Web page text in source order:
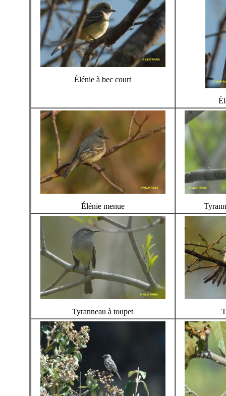
Élénie à bec court
Élénie menue
Tyranneau à toupet